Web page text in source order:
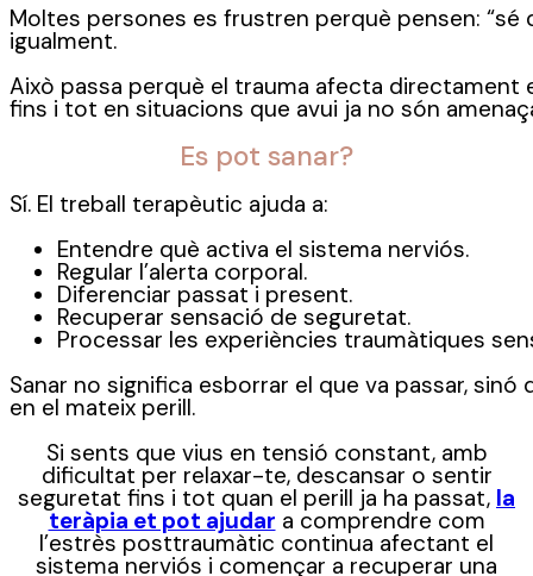
Moltes persones es frustren perquè pensen:
igualment.
Això passa perquè el trauma afecta directament
fins i tot en situacions que avui ja no són
Es pot sanar?
Sí. El treball terapèutic ajuda a:
Entendre què activa el sistema nerviós.
Regular l’alerta corporal.
Diferenciar passat i present.
Recuperar sensació de seguretat.
Processar les experiències traumàtiques
Sanar no significa esborrar el que va passar,
en el mateix perill.
Si sents que vius en tensió constant, amb
dificultat per relaxar-te, descansar o sentir
seguretat fins i tot quan el perill ja ha passat, la
teràpia et pot ajudar a comprendre com
l’estrès posttraumàtic continua afectant el
sistema nerviós i començar a recuperar una